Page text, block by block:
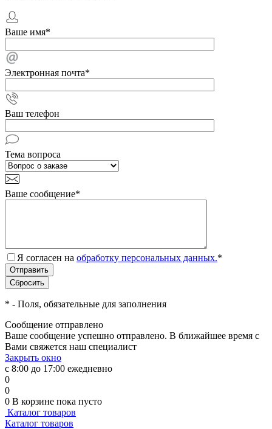
Ваше имя*
Электронная почта*
Ваш телефон
Тема вопроса
Ваше сообщение*
Я согласен на обработку персональных данных.*
* - Поля, обязательные для заполнения
Сообщение отправлено
Ваше сообщение успешно отправлено. В ближайшее время с
Вами свяжется наш специалист
Закрыть окно
с 8:00 до 17:00 ежедневно
0
0
0 В корзине пока пусто
Каталог товаров
Каталог товаров